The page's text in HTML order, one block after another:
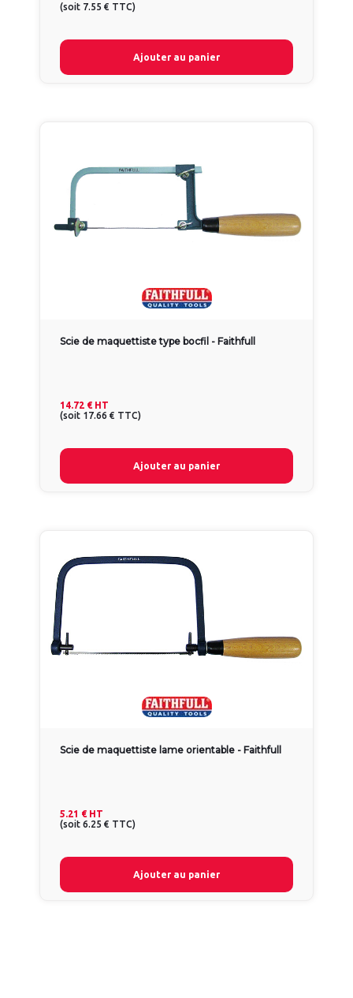
(soit 7.55 € TTC)
Ajouter au panier
Scie de maquettiste type bocfil - Faithfull
14.72 € HT
(soit 17.66 € TTC)
Ajouter au panier
Scie de maquettiste lame orientable - Faithfull
5.21 € HT
(soit 6.25 € TTC)
Ajouter au panier